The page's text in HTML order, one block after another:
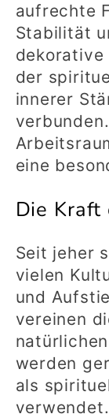
aufrechte
Stabilität
dekorative
der
innerer
eine
Die Kraft
Seit jeher
vielen
und
vereinen
werden
als
verwendet.